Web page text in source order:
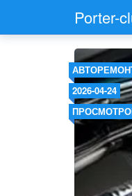
Porter-
2026-04-24